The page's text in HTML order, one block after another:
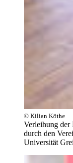
© Kilian Köthe
Verleihung der
durch den
Universität